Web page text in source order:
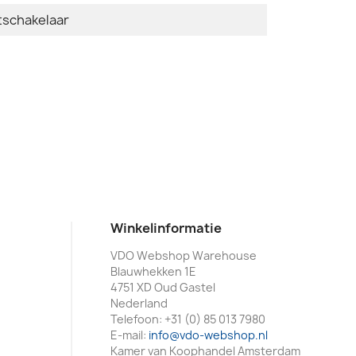
Winkelinformatie
VDO Webshop Warehouse
Blauwhekken 1E
4751 XD Oud Gastel
Nederland
Telefoon: +31 (0) 85 013 7980
E-mail: info@vdo-webshop.nl
Kamer van Koophandel Amsterdam